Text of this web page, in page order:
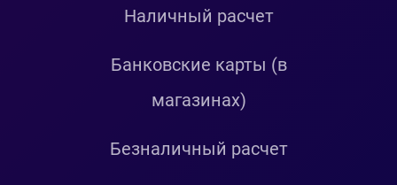
Наличный расчет
Банковские карты (в
магазинах)
Безналичный расчет